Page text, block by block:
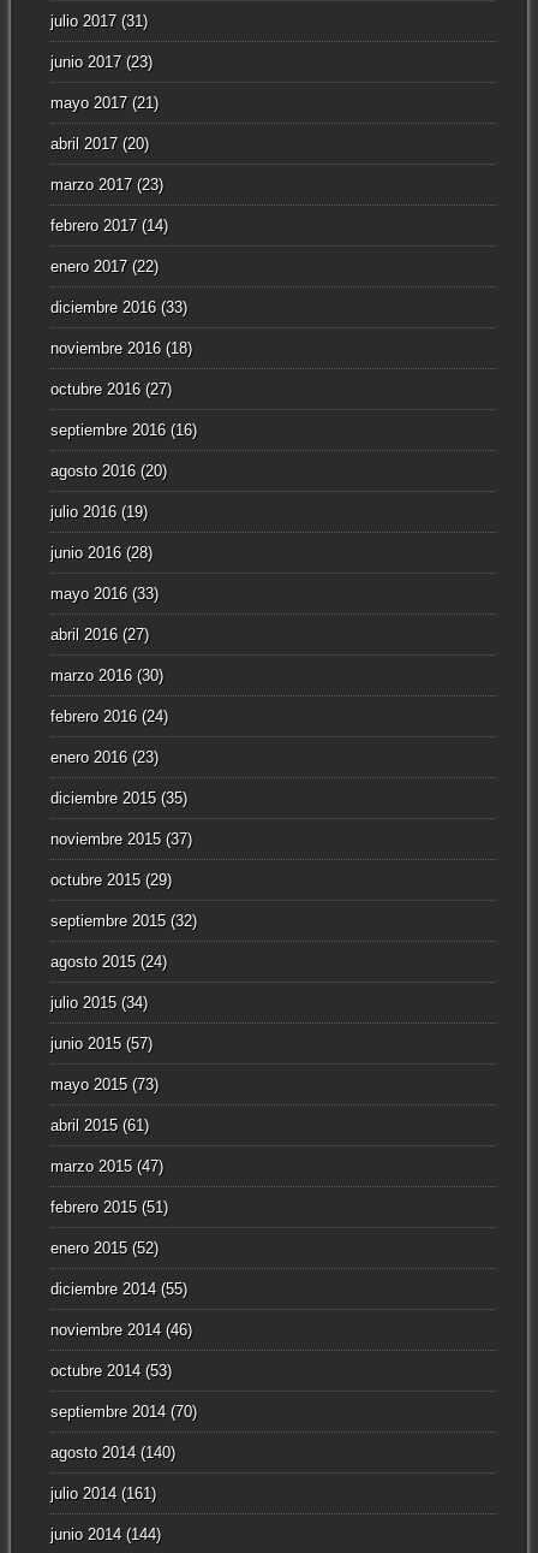
julio 2017(31)
junio 2017(23)
mayo 2017(21)
abril 2017(20)
marzo 2017(23)
febrero 2017(14)
enero 2017(22)
diciembre 2016(33)
noviembre 2016(18)
octubre 2016(27)
septiembre 2016(16)
agosto 2016(20)
julio 2016(19)
junio 2016(28)
mayo 2016(33)
abril 2016(27)
marzo 2016(30)
febrero 2016(24)
enero 2016(23)
diciembre 2015(35)
noviembre 2015(37)
octubre 2015(29)
septiembre 2015(32)
agosto 2015(24)
julio 2015(34)
junio 2015(57)
mayo 2015(73)
abril 2015(61)
marzo 2015(47)
febrero 2015(51)
enero 2015(52)
diciembre 2014(55)
noviembre 2014(46)
octubre 2014(53)
septiembre 2014(70)
agosto 2014(140)
julio 2014(161)
junio 2014(144)